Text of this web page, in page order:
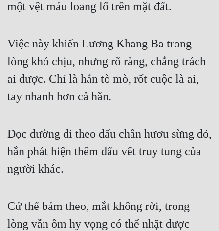
Xa Lộ Dịch
Cung Đấu
Cạnh Kỹ
Dã Sử
Dị Giới
Gia Đấu
Góc Nhìn Nam
một vệt máu loang lổ trên mặt đất.
Việc này khiến Lương Khang Ba trong
lòng khó chịu, nhưng rõ ràng, chẳng trách
ai được. Chỉ là hắn tò mò, rốt cuộc là ai,
tay nhanh hơn cả hắn.
Dọc đường đi theo dấu chân hươu sừng đỏ,
hắn phát hiện thêm dấu vết truy tung của
người khác.
Cứ thế bám theo, mắt không rời, trong
lòng vẫn ôm hy vọng có thể nhặt được